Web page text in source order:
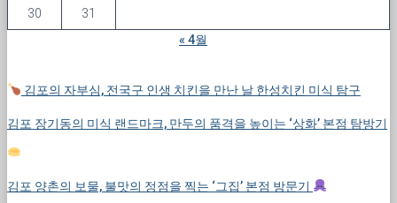
30
31
« 4월
김포의 자부심, 전국구 인생 치킨을 만난 날 한성치킨 미식 탐구
김포 장기동의 미식 랜드마크, 만두의 품격을 높이는 ‘상화’ 본점 탐방기
김포 양촌의 보물, 불맛의 정점을 찍는 ‘그집’ 본점 방문기